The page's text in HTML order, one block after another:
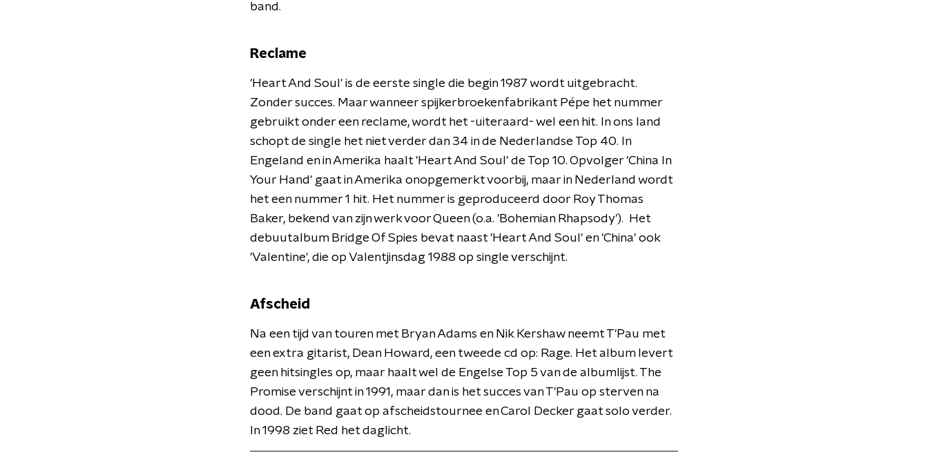
band.
Reclame
'Heart And Soul' is de eerste single die begin 1987 wordt uitgebracht.
Zonder succes. Maar wanneer spijkerbroekenfabrikant Pépe het nummer
gebruikt onder een reclame, wordt het -uiteraard- wel een hit. In ons land
schopt de single het niet verder dan 34 in de Nederlandse Top 40. In
Engeland en in Amerika haalt 'Heart And Soul' de Top 10. Opvolger 'China In
Your Hand' gaat in Amerika onopgemerkt voorbij, maar in Nederland wordt
het een nummer 1 hit. Het nummer is geproduceerd door Roy Thomas
Baker, bekend van zijn werk voor Queen (o.a. 'Bohemian Rhapsody'). Het
debuutalbum Bridge Of Spies bevat naast 'Heart And Soul' en 'China' ook
'Valentine', die op Valentjinsdag 1988 op single verschijnt.
Afscheid
Na een tijd van touren met Bryan Adams en Nik Kershaw neemt T'Pau met
een extra gitarist, Dean Howard, een tweede cd op: Rage. Het album levert
geen hitsingles op, maar haalt wel de Engelse Top 5 van de albumlijst. The
Promise verschijnt in 1991, maar dan is het succes van T'Pau op sterven na
dood. De band gaat op afscheidstournee en Carol Decker gaat solo verder.
In 1998 ziet Red het daglicht.